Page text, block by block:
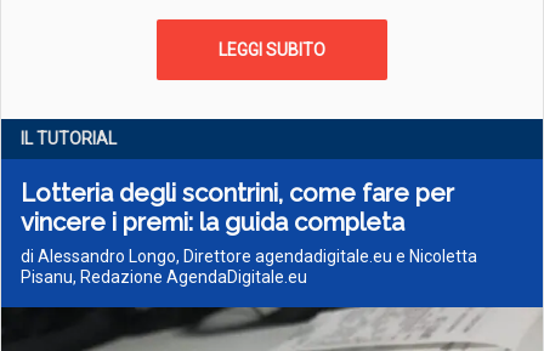
LEGGI SUBITO
IL TUTORIAL
Lotteria degli scontrini, come fare per
vincere i premi: la guida completa
di Alessandro Longo, Direttore agendadigitale.eu e Nicoletta
Pisanu, Redazione AgendaDigitale.eu